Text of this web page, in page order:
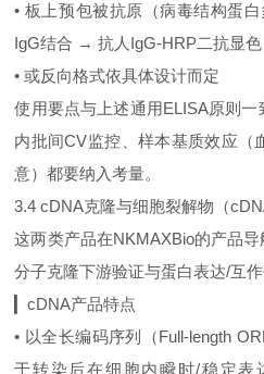
• 板上预包被抗原（病毒结构蛋
IgG结合 → 抗人IgG‑HRP二抗显色
• 或反向格式依具体设计而定
使用要点与上述通用ELISA原则
内批间CV监控、样本基质效应（
意）都要纳入考量。
3.4 cDNA克隆与细胞裂解物（
这两类产品在NKMAXBio的产品
分子克隆下游验证与蛋白表达/互作
▎cDNA产品特点
• 以全长编码序列（Full‑length
于转染后在细胞内瞬时/稳定表